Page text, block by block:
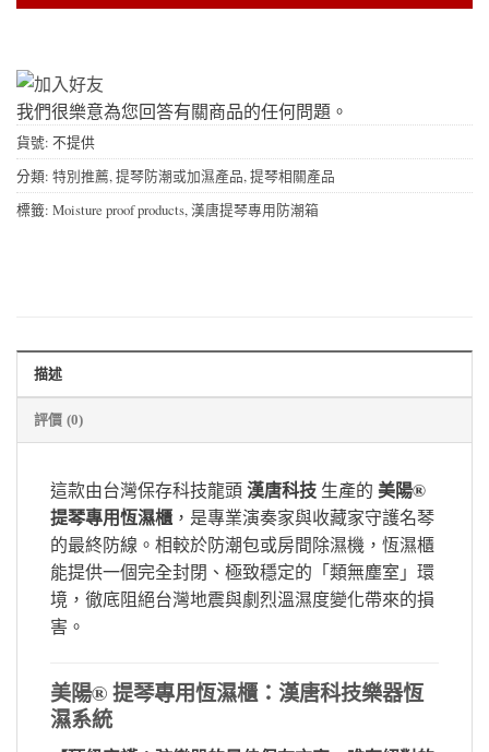
我們很樂意為您回答有關商品的任何問題。
貨號: 不提供
分類: 特別推薦,提琴防潮或加濕產品,提琴相關產品
標籤: Moisture proof products,漢唐提琴專用防潮箱
描述
評價 (0)
這款由台灣保存科技龍頭漢唐科技 生產的 美陽®
提琴專用恆濕櫃 ，是專業演奏家與收藏家守護名琴
的最終防線。相較於防潮包或房間除濕機，恆濕櫃
能提供一個完全封閉、極致穩定的「類無塵室」環
境，徹底阻絕台灣地震與劇烈溫濕度變化帶來的損
害。
美陽® 提琴專用恆濕櫃：漢唐科技樂器恆
濕系統